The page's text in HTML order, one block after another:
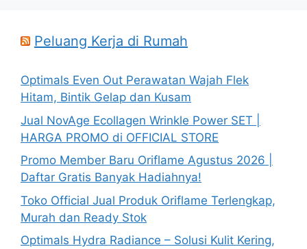
Peluang Kerja di Rumah
Optimals Even Out Perawatan Wajah Flek
Hitam, Bintik Gelap dan Kusam
Jual NovAge Ecollagen Wrinkle Power SET |
HARGA PROMO di OFFICIAL STORE
Promo Member Baru Oriflame Agustus 2026 |
Daftar Gratis Banyak Hadiahnya!
Toko Official Jual Produk Oriflame Terlengkap,
Murah dan Ready Stok
Optimals Hydra Radiance – Solusi Kulit Kering,